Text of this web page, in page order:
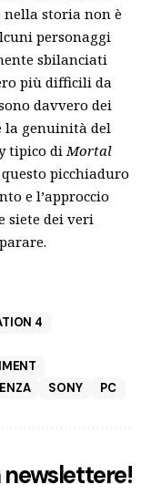
nella storia non è
personaggi
sbilanciati
più difficili da
davvero dei
la genuinità del
tipico di Mortal
picchiaduro
e l’approccio
siete dei veri
4
SONY PC
newslettere!